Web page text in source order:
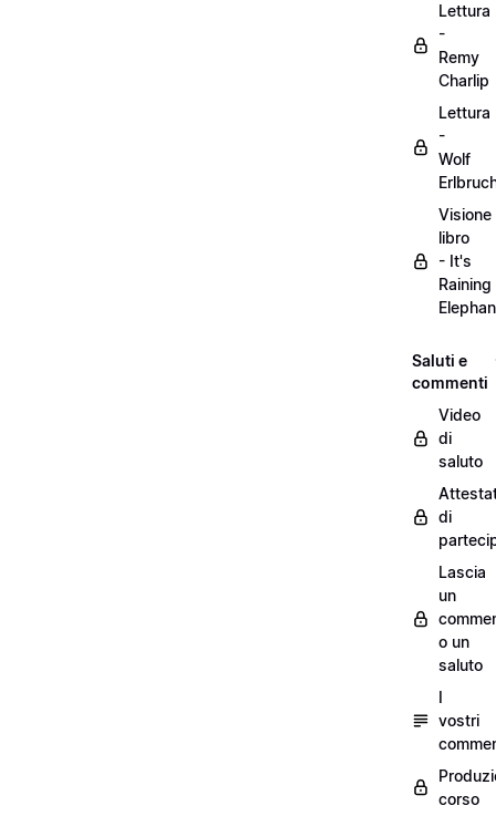
Lettura
-
Remy
Charlip
Lettura
-
Wolf
Visione
libro
- It's
Raining
Saluti e
commenti
Video
di
saluto
di
Lascia
un
o un
saluto
I
vostri
corso